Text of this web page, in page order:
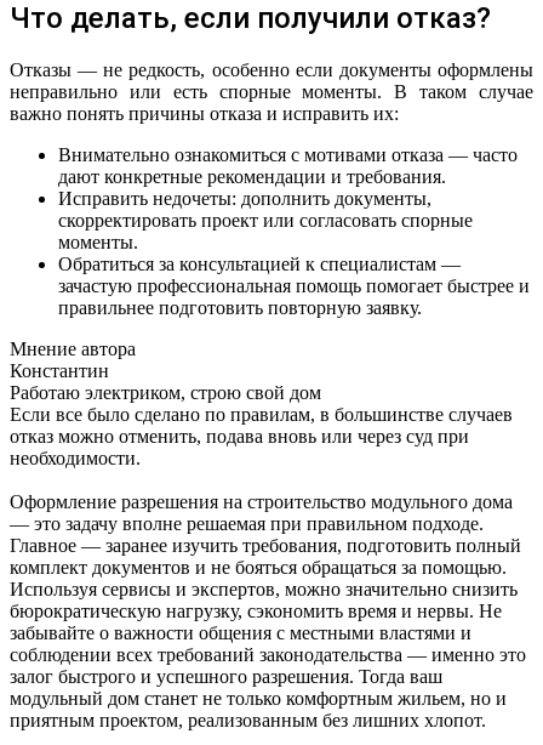
Что делать, если получили отказ?
Отказы — не редкость, особенно если документы оформлены
неправильно или есть спорные моменты. В таком случае
важно понять причины отказа и исправить их:
Внимательно ознакомиться с мотивами отказа — часто
дают конкретные рекомендации и требования.
Исправить недочеты: дополнить документы,
скорректировать проект или согласовать спорные
моменты.
Обратиться за консультацией к специалистам —
зачастую профессиональная помощь помогает быстрее и
правильнее подготовить повторную заявку.
Мнение автора
Константин
Работаю электриком, строю свой дом
Если все было сделано по правилам, в большинстве случаев
отказ можно отменить, подава вновь или через суд при
необходимости.
Оформление разрешения на строительство модульного дома
— это задачу вполне решаемая при правильном подходе.
Главное — заранее изучить требования, подготовить полный
комплект документов и не бояться обращаться за помощью.
Используя сервисы и экспертов, можно значительно снизить
бюрократическую нагрузку, сэкономить время и нервы. Не
забывайте о важности общения с местными властями и
соблюдении всех требований законодательства — именно это
залог быстрого и успешного разрешения. Тогда ваш
модульный дом станет не только комфортным жильем, но и
приятным проектом, реализованным без лишних хлопот.